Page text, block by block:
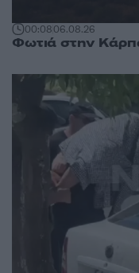
00:0806.08.26
Φωτιά στην